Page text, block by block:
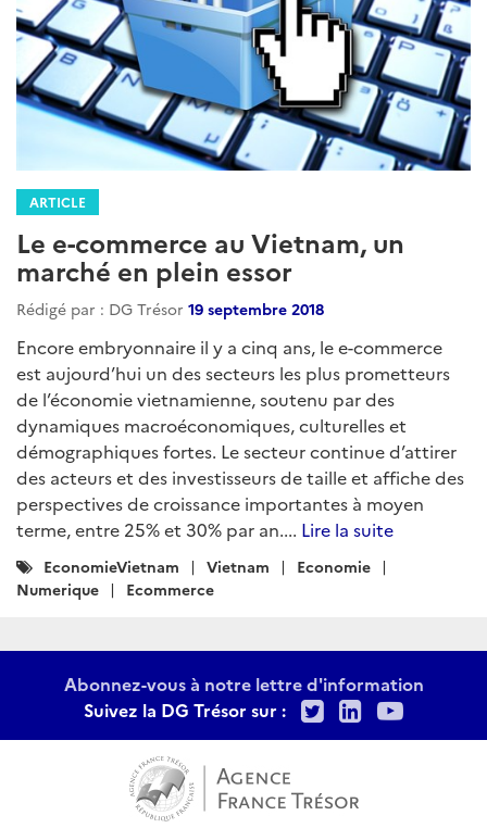
ARTICLE
Le e-commerce au Vietnam, un
marché en plein essor
Rédigé par : DG Trésor 19 septembre 2018
Encore embryonnaire il y a cinq ans, le e-commerce
est aujourd’hui un des secteurs les plus prometteurs
de l’économie vietnamienne, soutenu par des
dynamiques macroéconomiques, culturelles et
démographiques fortes. Le secteur continue d’attirer
des acteurs et des investisseurs de taille et affiche des
perspectives de croissance importantes à moyen
terme, entre 25% et 30% par an.... Lire la suite
Catégories
:
EconomieVietnam Vietnam
Economie
Numerique
Ecommerce
Abonnez-vous à notre lettre d'information
Suivez la DG Trésor sur :
TwitterLinkedIn